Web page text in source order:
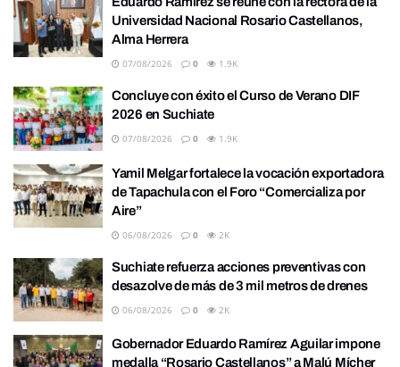
Universidad Nacional Rosario Castellanos,
Alma Herrera
07/08/2026 0 1.9K
Concluye con éxito el Curso de Verano DIF
2026 en Suchiate
07/08/2026 0 1.9K
Yamil Melgar fortalece la vocación exportadora
de Tapachula con el Foro “Comercializa por
Aire”
06/08/2026 0 2K
Suchiate refuerza acciones preventivas con
desazolve de más de 3 mil metros de drenes
06/08/2026 0 2K
Gobernador Eduardo Ramírez Aguilar impone
medalla “Rosario Castellanos” a Malú Mícher